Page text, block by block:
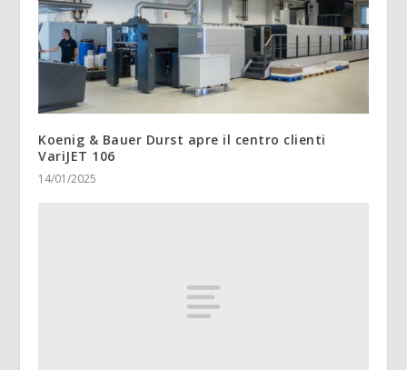
Koenig & Bauer Durst apre il centro clienti
VariJET 106
14/01/2025